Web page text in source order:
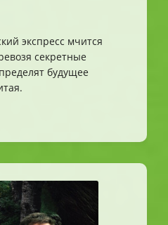
экспресс мчится
секретные
будущее